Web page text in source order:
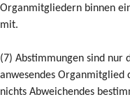
Organmitgliedern binnen
mit.
(7) Abstimmungen sind nur
anwesendes Organmitglied
nichts Abweichendes